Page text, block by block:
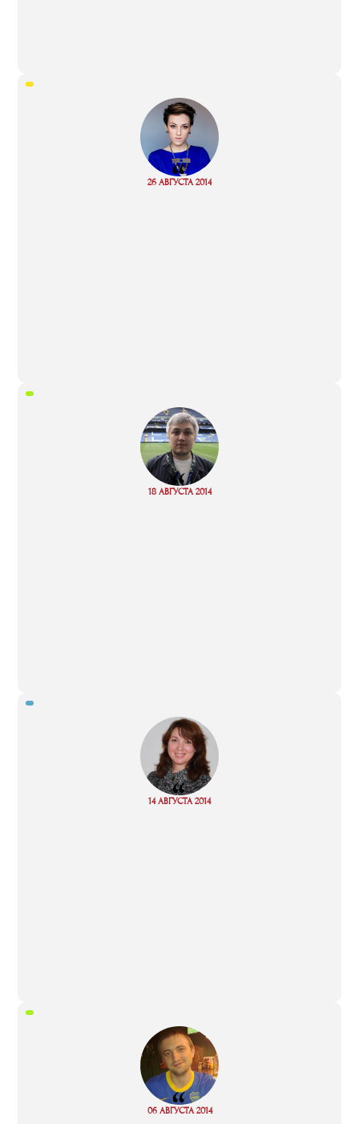
“
26 АВГУСТА 2014
Read
“
18 АВГУСТА 2014
Read
“
14 АВГУСТА 2014
Read
“
06 АВГУСТА 2014
Read